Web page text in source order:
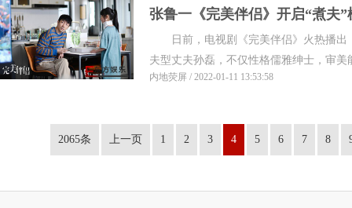
张鲁一《完美伴侣》开启“煮夫
理想”
日前，电视剧《完美伴侣》火热播出
夫型丈夫孙磊，不仅性格儒雅绅士，审美
内地荧屏 / 2022-01-11 13:53:58
2065条 上一页 1 2 3 4 5 6 7 8